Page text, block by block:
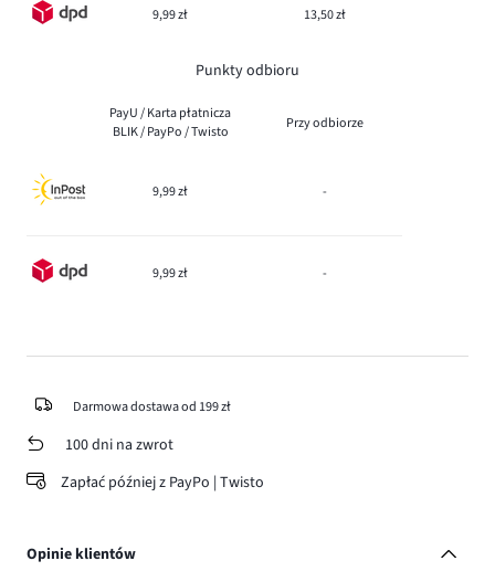
9,99 zł 13,50 zł
Punkty odbioru
PayU / Karta płatnicza
BLIK / PayPo / Twisto
Przy odbiorze
9,99 zł -
9,99 zł -
Darmowa dostawa od 199 zł
100 dni na zwrot
Zapłać później z PayPo | Twisto
Opinie klientów